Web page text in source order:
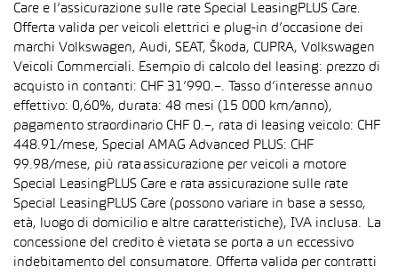
Care e l’assicurazione sulle rate Special LeasingPLUS Care.
Offerta valida per veicoli elettrici e plug-in d’occasione dei
marchi Volkswagen, Audi, SEAT, Škoda, CUPRA, Volkswagen
Veicoli Commerciali. Esempio di calcolo del leasing: prezzo di
acquisto in contanti: CHF 31’990.–. Tasso d’interesse annuo
effettivo: 0,60%, durata: 48 mesi (15 000 km/anno),
pagamento straordinario CHF 0.–, rata di leasing veicolo: CHF
448.91/mese, Special AMAG Advanced PLUS: CHF
99.98/mese, più rata assicurazione per veicoli a motore
Special LeasingPLUS Care e rata assicurazione sulle rate
Special LeasingPLUS Care (possono variare in base a sesso,
età, luogo di domicilio e altre caratteristiche), IVA inclusa. La
concessione del credito è vietata se porta a un eccessivo
indebitamento del consumatore. Offerta valida per contratti